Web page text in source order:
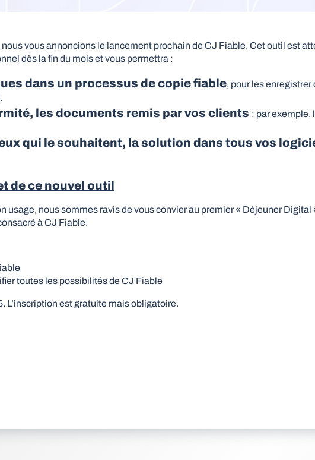
vous annoncions le lancement prochain de CJ Fiable. Cet outil est
dès la fin du mois et vous permettra :
dans un processus de copie fiable, pour les
les documents remis par vos clients : par exemple,
qui le souhaitent, la solution dans tous vos
de ce nouvel outil
usage, nous sommes ravis de vous convier au premier « Déjeuner Digital
à CJ Fiable.
toutes les possibilités de CJ Fiable
L’inscription est gratuite mais obligatoire.